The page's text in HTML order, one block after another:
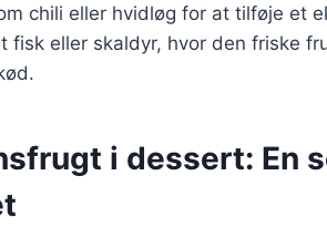
chili eller hvidløg for at tilføje et
fisk eller skaldyr, hvor den friske
i dessert: En